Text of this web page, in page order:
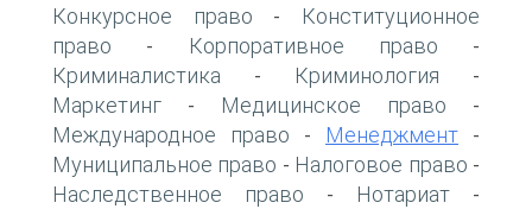
Конкурсное право -
Конституционное
право - Корпоративное право -
Криминалистика - Криминология -
Маркетинг - Медицинское право -
Международное право - Менеджмент -
Муниципальное право - Налоговое право -
Наследственное право - Нотариат -